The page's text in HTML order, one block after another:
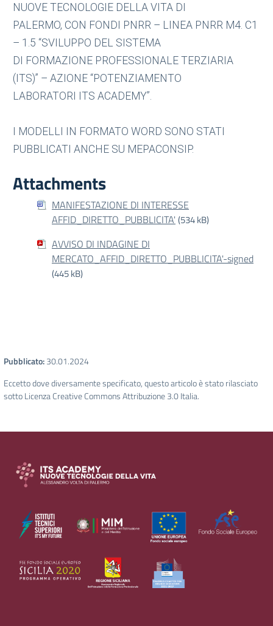
NUOVE TECNOLOGIE DELLA VITA DI
PALERMO, CON FONDI PNRR – LINEA PNRR M4. C1
– 1.5 “SVILUPPO DEL SISTEMA
DI FORMAZIONE PROFESSIONALE TERZIARIA
(ITS)” – AZIONE “POTENZIAMENTO
LABORATORI ITS ACADEMY”.
I MODELLI IN FORMATO WORD SONO STATI
PUBBLICATI ANCHE SU MEPACONSIP.
Attachments
MANIFESTAZIONE DI INTERESSE
AFFID_DIRETTO_PUBBLICITA' (534 kB)
AVVISO DI INDAGINE DI
MERCATO_AFFID_DIRETTO_PUBBLICITA'-signed
(445 kB)
Pubblicato:30.01.2024
Eccetto dove diversamente specificato, questo articolo è stato rilasciato
sotto Licenza Creative Commons Attribuzione 3.0 Italia.